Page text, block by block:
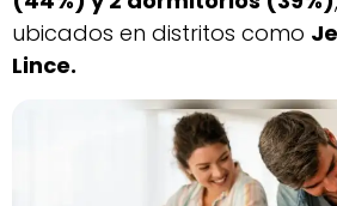
ubicados en distritos como
Lince.